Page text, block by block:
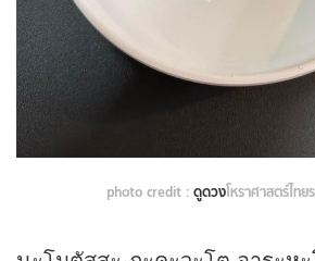
photo credit : ดูดวงโหราศาสตร์ไทย